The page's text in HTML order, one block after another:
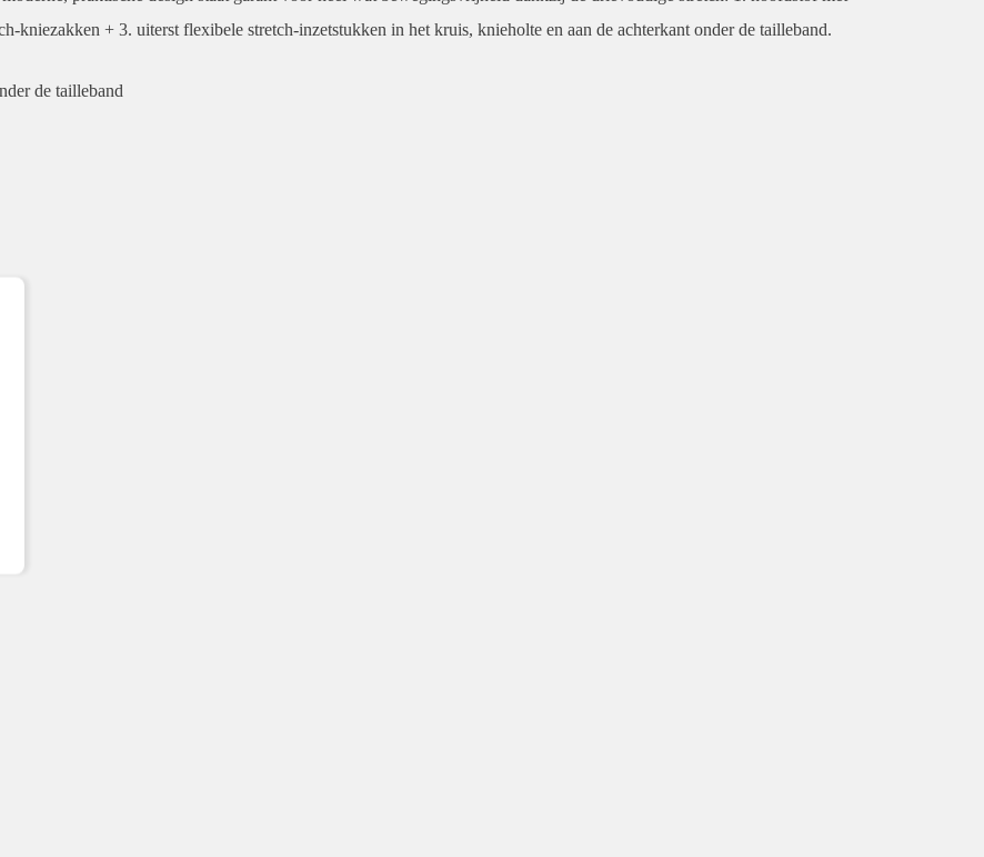
kniezakken + 3. uiterst flexibele stretch-inzetstukken in het kruis, knieholte en aan de achterkant onder de tailleband.
de tailleband